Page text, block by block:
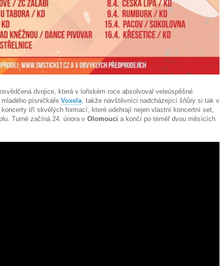
dvojice, která v loňském roce absolvoval veleúspěšné
písničkáře Voxela , takže návštěvníci nadcházející šňůry si tak v
tří skvělých formací, které odehrají nejen vlastní koncertní set,
Turné začíná 24. února v Olomouci a končí po téměř dvou měsících